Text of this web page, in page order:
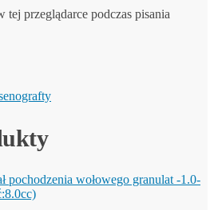
tej przeglądarce podczas pisania